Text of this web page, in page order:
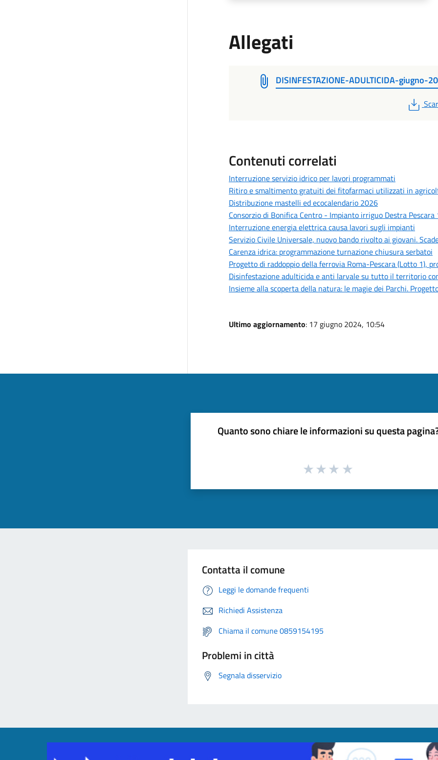
Allegati
DISINFESTAZIONE-ADULTICIDA-giugno-
PDF
Contenuti correlati
Interruzione servizio idrico per lavori programmati
Ritiro e smaltimento gratuiti dei fitofarmaci utilizzati in
Distribuzione mastelli ed ecocalendario 2026
Consorzio di Bonifica Centro - Impianto irriguo Destra
Interruzione energia elettrica causa lavori sugli impianti
Servizio Civile Universale, nuovo bando rivolto ai giovani.
Carenza idrica: programmazione turnazione chiusura serbatoi
Progetto di raddoppio della ferrovia Roma-Pescara (Lotto 1),
Disinfestazione adulticida e anti larvale su tutto il territorio
Insieme alla scoperta della natura: le magie dei Parchi.
Ultimo aggiornamento: 17 giugno 2024, 10:54
Quanto sono chiare le informazioni su questa
Contatta il comune
Leggi le domande frequenti
Richiedi Assistenza
Chiama il comune 0859154195
Problemi in città
Segnala disservizio